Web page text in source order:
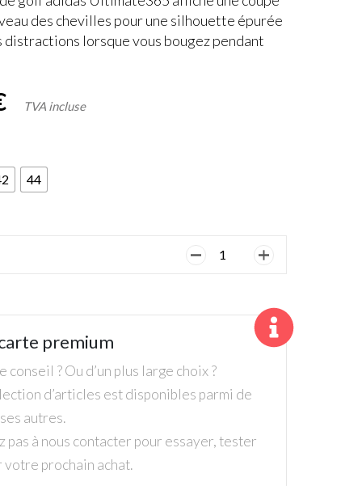
des chevilles pour une silhouette épurée
distractions lorsque vous bougez pendant
TVA incluse
44
quantité
Homme,
Pantalon,
premium
conseil ? Ou d’un plus large choix ?
d’articles est disponibles parmi de
autres.
pas à nous contacter pour essayer, tester
prochain achat.